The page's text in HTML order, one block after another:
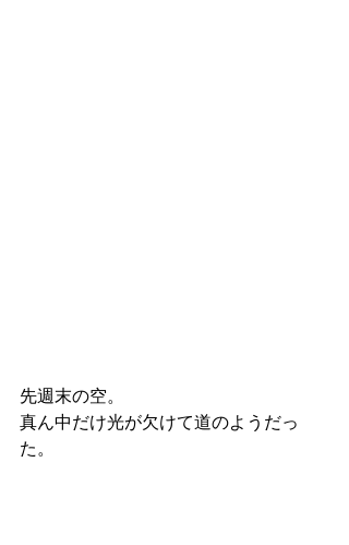
先週末の空。
真ん中だけ光が欠けて道のようだっ
た。